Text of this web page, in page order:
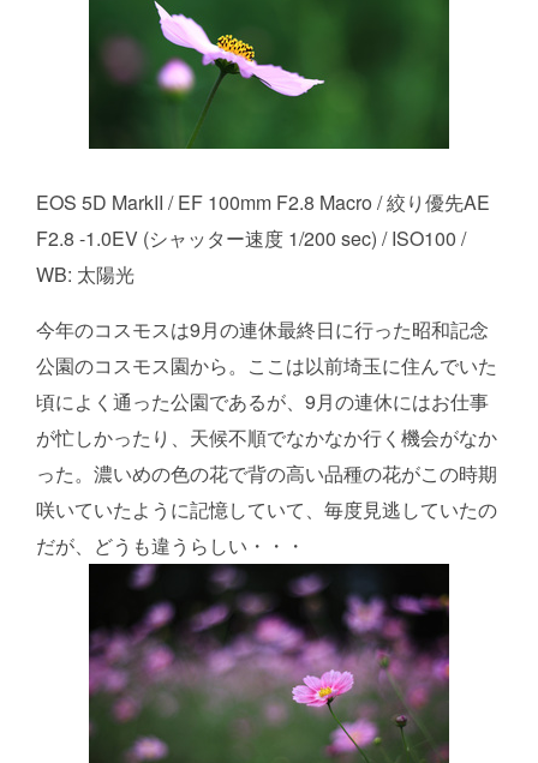
EOS 5D MarkII / EF 100mm F2.8 Macro / 絞り優先AE
F2.8 -1.0EV (シャッター速度 1/200 sec) / ISO100 /
WB: 太陽光
今年のコスモスは9月の連休最終日に行った昭和記念
公園のコスモス園から。ここは以前埼玉に住んでいた
頃によく通った公園であるが、9月の連休にはお仕事
が忙しかったり、天候不順でなかなか行く機会がなか
った。濃いめの色の花で背の高い品種の花がこの時期
咲いていたように記憶していて、毎度見逃していたの
だが、どうも違うらしい・・・